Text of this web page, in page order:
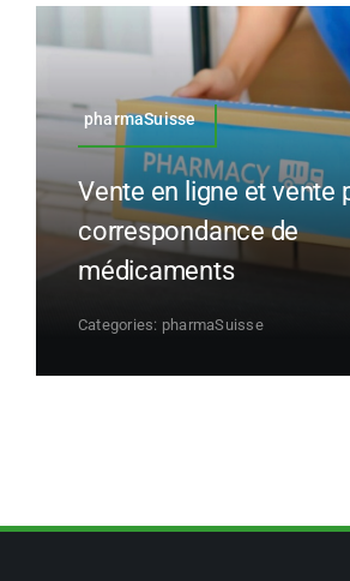
pharmaSuisse
Vente en ligne et vente
correspondance de
médicaments
Categories: pharmaSuisse